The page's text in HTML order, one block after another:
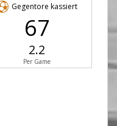
Gegentore kassiert
67
2.2
Per Game